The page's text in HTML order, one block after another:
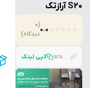
S20 آرازتک
0.0
(0
دیدگاه)
araztec.com/p/%D8%AF%D8%B3%D8%AA%DA%AF%D8%A7%D9%87-%D9%BE%D8%B1%DA%A9%D9%86-%D8%A8%D8%B3%D8%AA%D9%87-%D8%A8%D9%86%D8%AF%DB%8C-%D9%BE%D9%88%D8%AF%D8%B1-%D9%88-%DA%AF%D8%B1%D8%A7%D9%86%D9%88%D9%84-50-5000-%DA%AF کپی لینک